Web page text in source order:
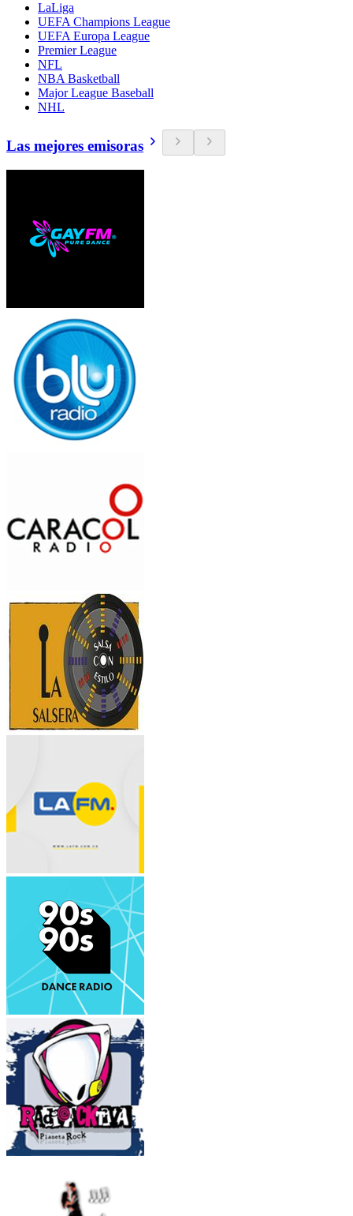
LaLiga
UEFA Champions League
UEFA Europa League
Premier League
NFL
NBA Basketball
Major League Baseball
NHL
Las mejores emisoras